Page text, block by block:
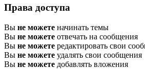
Права доступа
Вы не можете начинать темы
Вы не можете отвечать на сообщения
Вы не можете редактировать свои
Вы не можете удалять свои сообщения
Вы не можете добавлять вложения